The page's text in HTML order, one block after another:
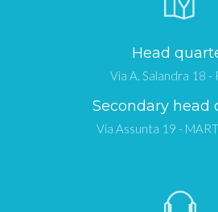
Head
Via A. Salandra 18 -
Secondary head
Via Assunta 19 -